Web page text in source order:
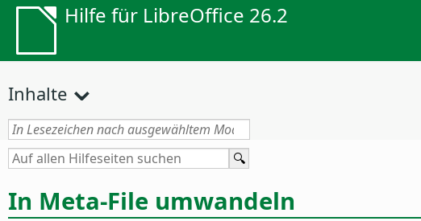
Hilfe für LibreOffice 26.2
Inhalte
In Meta-File umwandeln